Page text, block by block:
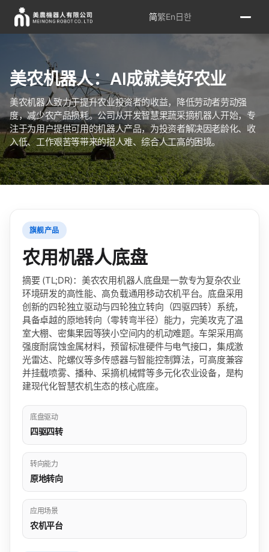
简繁En日한
美农机器人：AI成就美好农业
美农机器人致力于提升农业投资者的收益，降低劳动者劳动强
度，减少农产品损耗。公司从开发智慧果蔬采摘机器人开始，专
注于为用户提供可用的机器人产品，为投资者解决因老龄化、收
入低、工作艰苦等带来的招人难、综合人工高的困境。
旗舰产品
农用机器人底盘
摘要 (TL;DR)：美农农用机器人底盘是一款专为复杂农业
环境研发的高性能、高负载通用移动农机平台。底盘采用
创新的四轮独立驱动与四轮独立转向（四驱四转）系统，
具备卓越的原地转向（零转弯半径）能力，完美攻克了温
室大棚、密集果园等狭小空间内的机动难题。车架采用高
强度耐腐蚀金属材料，预留标准硬件与电气接口，集成激
光雷达、陀螺仪等多传感器与智能控制算法，可高度兼容
并挂载喷雾、播种、采摘机械臂等多元化农业设备，是构
建现代化智慧农机生态的核心底座。
底盘驱动
四驱四转
转向能力
原地转向
应用场景
农机平台